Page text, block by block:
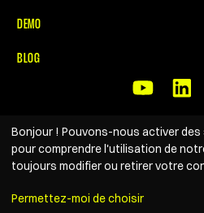
DEMO
BLOG
Bonjour ! Pouvons-nous activer
pour comprendre l'utilisation de
toujours modifier ou retirer votre
Permettez-moi de choisir